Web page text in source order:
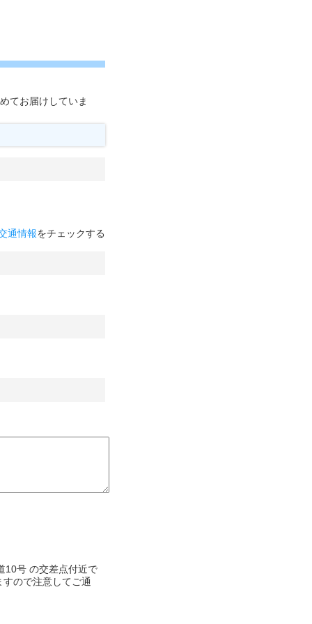
てお届けしていま
通情報をチェックする
10号 の交差点付近で
ので注意してご通